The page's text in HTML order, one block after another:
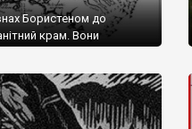
Бористеном до
крам. Вони
овечі тулупи, котрі
“Вино. Крим
воно все дуже